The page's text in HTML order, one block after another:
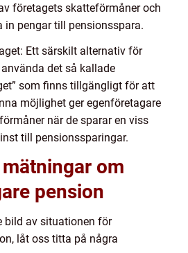
företagets skatteförmåner och
in pengar till pensionsspara.
Ett särskilt alternativ för
det så kallade
som finns tillgängligt för att
möjlighet ger egenföretagare
när de sparar en viss
till pensionssparingar.
om
pension
bild av situationen för
låt oss titta på några